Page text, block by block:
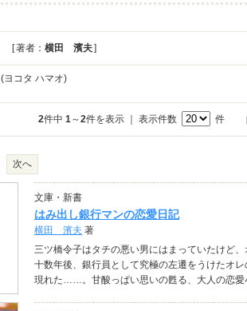
[ 著者： 横田 濱夫]
(ヨコタ ハマオ)
2件中 1～2件を表示 ｜ 表示件数 件
次へ
文庫・新書
はみ出し銀行マンの恋愛日記
横田 濱夫 著
三ツ橋令子はタチの悪い男にはまっていたけど、
十数年後、銀行員として究極の左遷をうけたオ
現れた……。甘酸っぱい思いの甦る、大人の恋愛